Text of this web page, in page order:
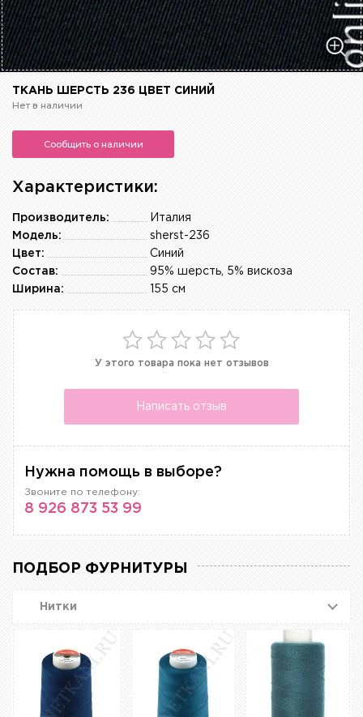
ТКАНЬ ШЕРСТЬ 236 ЦВЕТ СИНИЙ
Нет в наличии
Сообщить о наличии
Характеристики:
Италия
Производитель:
sherst-236
Модель:
Синий
Цвет:
95% шерсть, 5% вискоза
Состав:
155 см
Ширина:
У этого товара пока нет отзывов
Написать отзыв
Нужна помощь в выборе?
Звоните по телефону:
8 926 873 53 99
ПОДБОР ФУРНИТУРЫ
Нитки